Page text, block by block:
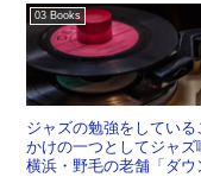
03 Books
ジャズの勉強をしてい
かけの一つとしてジャズ
横浜・野毛の老舗「ダ